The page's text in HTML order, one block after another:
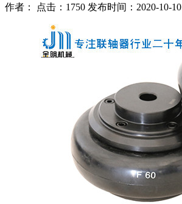
作者： 点击：1750 发布时间：2020-10-10